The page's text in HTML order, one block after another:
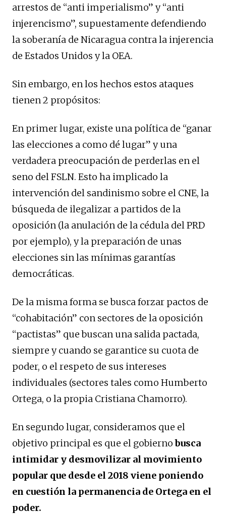
arrestos de “anti imperialismo” y “anti
injerencismo”, supuestamente defendiendo
la soberanía de Nicaragua contra la injerencia
de Estados Unidos y la OEA.
Sin embargo, en los hechos estos ataques
tienen 2 propósitos:
En primer lugar, existe una política de “ganar
las elecciones a como dé lugar” y una
verdadera preocupación de perderlas en el
seno del FSLN. Esto ha implicado la
intervención del sandinismo sobre el CNE, la
búsqueda de ilegalizar a partidos de la
oposición (la anulación de la cédula del PRD
por ejemplo), y la preparación de unas
elecciones sin las mínimas garantías
democráticas.
De la misma forma se busca forzar pactos de
“cohabitación” con sectores de la oposición
“pactistas” que buscan una salida pactada,
siempre y cuando se garantice su cuota de
poder, o el respeto de sus intereses
individuales (sectores tales como Humberto
Ortega, o la propia Cristiana Chamorro).
En segundo lugar, consideramos que el
objetivo principal es que el gobiernobusca
intimidar y desmovilizar al movimiento
popular que desde el 2018 viene poniendo
en cuestión la permanencia de Ortega en el
poder.